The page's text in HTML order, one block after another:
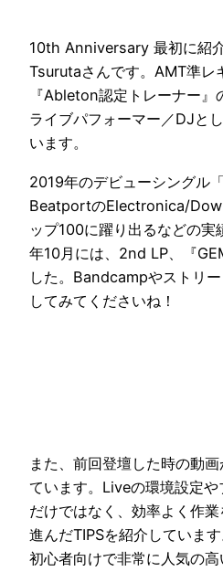
10th Anniversary 最初に紹
Tsurutaさんです。AMT準レ
『Ableton認定トレーナー
ライブパフォーマー／DJと
います。
2019年のデビューシングル
BeatportのElectronica/
ップ100に躍り出るなどの実
年10月には、2nd LP、『
した。Bandcampやストリ
してみてくださいね！
また、前回登壇した時の動
ています。Liveの環境設定
だけではなく、効率よく作
進んだTIPSを紹介しています
初心者向けで非常に人気の高